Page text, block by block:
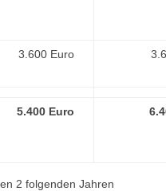
3.600 Euro
5.400 Euro
2 folgenden Jahren